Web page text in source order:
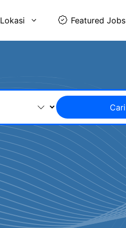
Lokasi Featured Jobs
Cari